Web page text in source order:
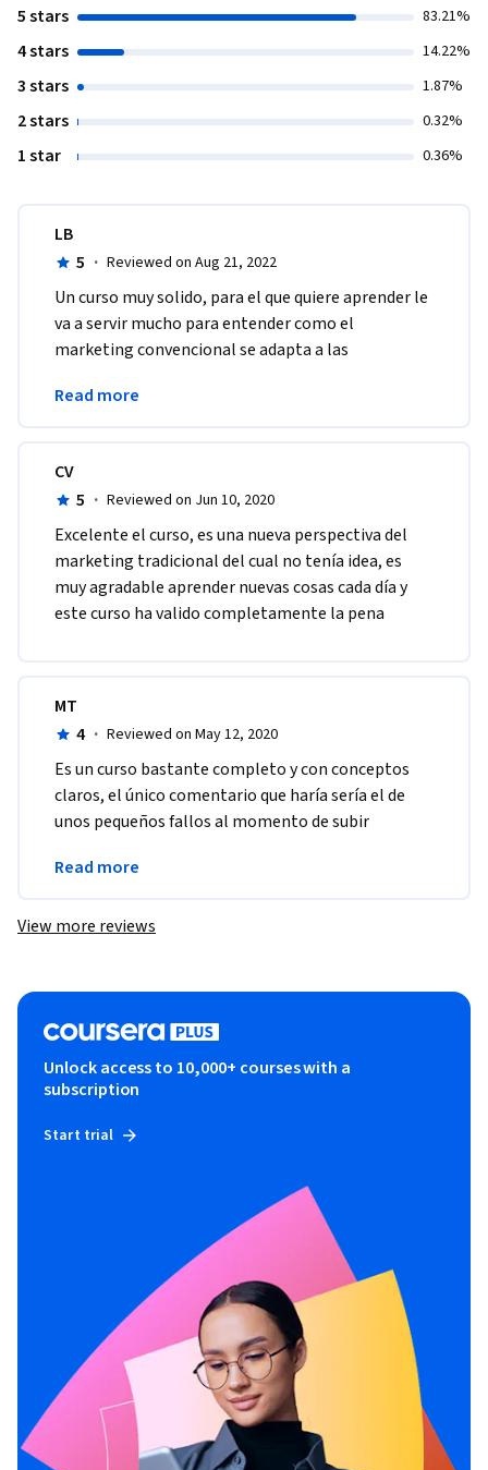
5 stars 83.21%
4 stars 14.22%
3 stars 1.87%
2 stars 0.32%
1 star 0.36%
LB
5 · Reviewed on Aug 21, 2022
​Un curso muy solido, para el que quiere aprender le
va a servir mucho para entender como el
marketing convencional se adapta a las
ambiental.
Read more
CV
5 · Reviewed on Jun 10, 2020
Excelente el curso, es una nueva perspectiva del
marketing tradicional del cual no tenía idea, es
muy agradable aprender nuevas cosas cada día y
este curso ha valido completamente la pena
MT
4 · Reviewed on May 12, 2020
Es un curso bastante completo y con conceptos
claros, el único comentario que haría sería el de
unos pequeños fallos al momento de subir
habilitado.
Read more
View more reviews
Unlock access to 10,000+ courses with a
subscription
Start trial